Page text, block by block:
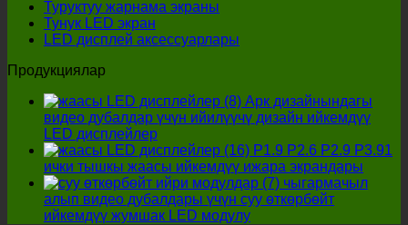
керек!
Туруктуу жарнама экраны
Тунук LED экран
LED дисплей аксессуарлары
Продукциялар
Арк дизайнындагы
видео дубалдар үчүн ийилүүчү дизайн ийкемдүү
LED дисплейлер
P1.9 P2.6 P2.9 P3.91
ички тышкы жаасы ийкемдүү ижара экрандары
чыгармачыл
алып видео дубалдары үчүн суу өткөрбөйт
ийкемдүү жумшак LED модулу